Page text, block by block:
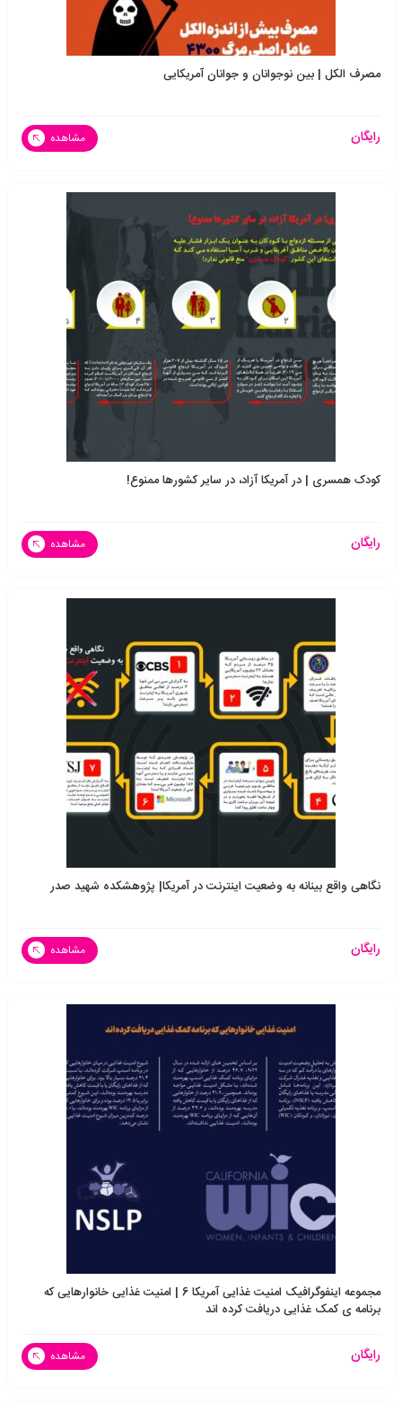
مصرف الکل | بین نوجوانان و جوانان آمریکایی
رایگان مشاهده
کودک همسری | در آمریکا آزاد، در سایر کشورها ممنوع!
رایگان مشاهده
نگاهی واقع بینانه به وضعیت اینترنت در آمریکا| پژوهشکده شهید صدر
رایگان مشاهده
مجموعه اینفوگرافیک امنیت غذایی آمریکا 6 | امنیت غذایی خانوارهایی که
برنامه ی کمک غذایی دریافت کرده اند
رایگان مشاهده